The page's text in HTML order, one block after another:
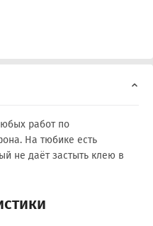
работ по
На тюбике есть
не даёт застыть клею в